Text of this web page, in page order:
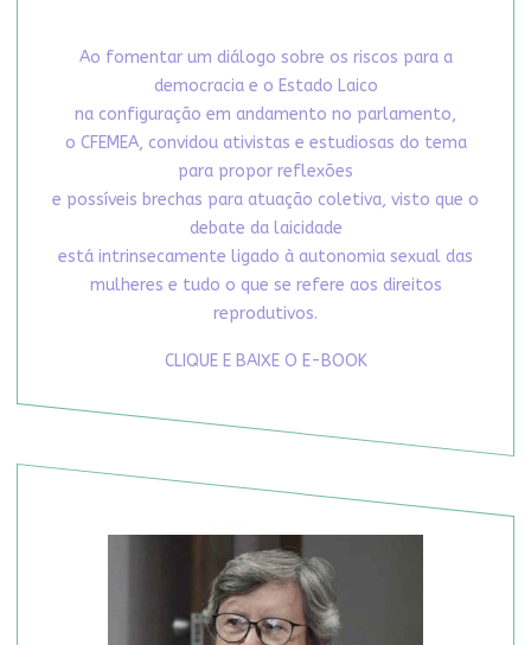
Ao fomentar um diálogo sobre os riscos para a
democracia e o Estado Laico
na configuração em andamento no parlamento,
o CFEMEA, convidou ativistas e estudiosas do tema
para propor reflexões
e possíveis brechas para atuação coletiva, visto que o
debate da laicidade
está intrinsecamente ligado à autonomia sexual das
mulheres e tudo o que se refere aos direitos
reprodutivos.
CLIQUE E BAIXE O E-BOOK